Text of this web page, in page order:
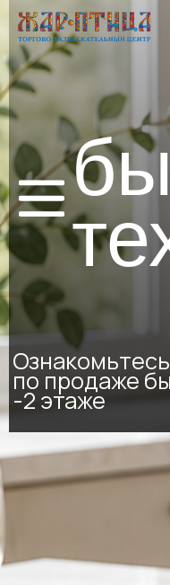
Ознакомьтесь со
по продаже бытовой
-2 этаже
Создайте
современная